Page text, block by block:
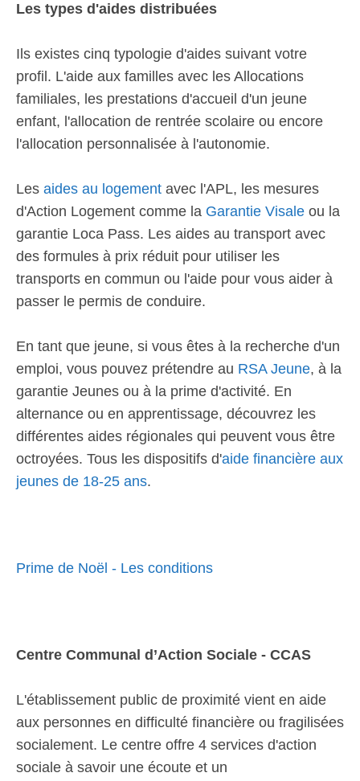
Les types d'aides distribuées
Ils existes cinq typologie d'aides suivant votre
profil. L'aide aux familles avec les Allocations
familiales, les prestations d'accueil d'un jeune
enfant, l'allocation de rentrée scolaire ou encore
l'allocation personnalisée à l'autonomie.
Les aides au logement avec l'APL, les mesures
d'Action Logement comme la Garantie Visale ou la
garantie Loca Pass. Les aides au transport avec
des formules à prix réduit pour utiliser les
transports en commun ou l'aide pour vous aider à
passer le permis de conduire.
En tant que jeune, si vous êtes à la recherche d'un
emploi, vous pouvez prétendre au RSA Jeune, à la
garantie Jeunes ou à la prime d'activité. En
alternance ou en apprentissage, découvrez les
différentes aides régionales qui peuvent vous être
octroyées. Tous les dispositifs d'aide financière aux
jeunes de 18-25 ans.
Prime de Noël - Les conditions
Centre Communal d’Action Sociale - CCAS
L'établissement public de proximité vient en aide
aux personnes en difficulté financière ou fragilisées
socialement. Le centre offre 4 services d'action
sociale à savoir une écoute et un